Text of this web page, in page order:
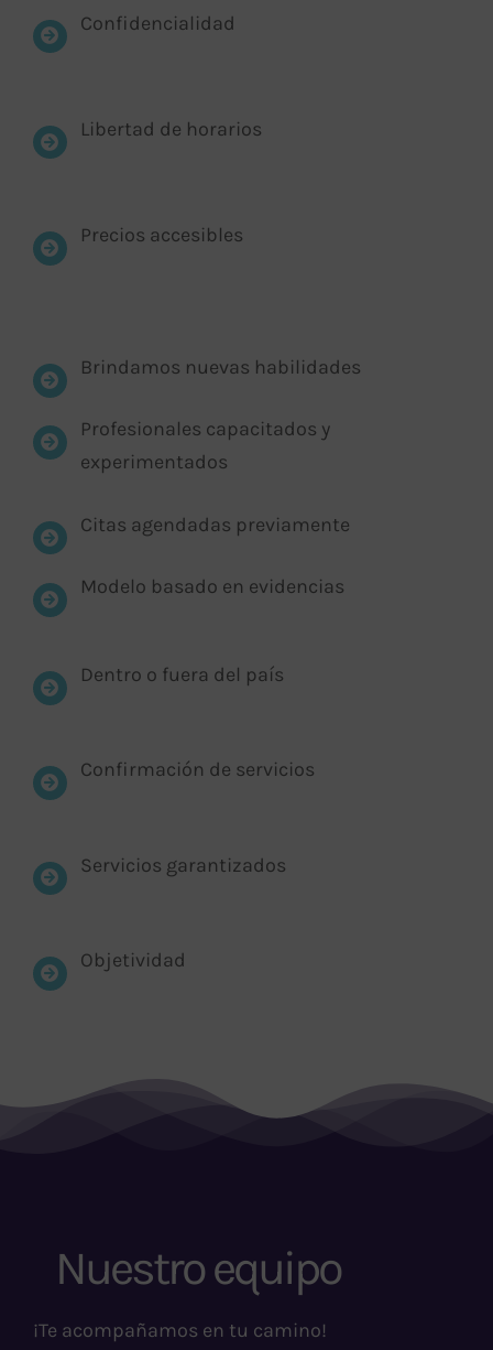
Confidencialidad
Libertad de horarios
Precios accesibles
Brindamos nuevas habilidades
Profesionales capacitados y
experimentados
Citas agendadas previamente
Modelo basado en evidencias
Dentro o fuera del país
Confirmación de servicios
Servicios garantizados
Objetividad
Nuestro equipo
¡Te acompañamos en tu camino!